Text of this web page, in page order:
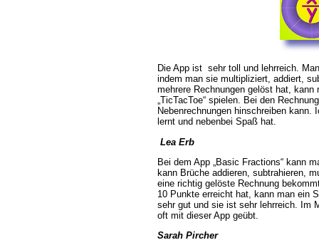
Die App ist sehr toll und lehrreich.
indem man sie multipliziert, addiert,
mehrere Rechnungen gelöst hat,
TicTacToe“ spielen. Bei den
Nebenrechnungen hinschreiben
lernt und nebenbei Spaß hat.
Lea Erb
Bei dem App „Basic Fractions“ kann
kann Brüche addieren, subtrahieren,
eine richtig gelöste Rechnung
10 Punkte erreicht hat, kann man ein
sehr gut und sie ist sehr lehrreich. Im
oft mit dieser App geübt.
Sarah Pircher